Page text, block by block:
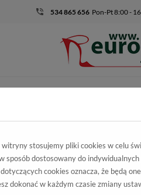
534 865 656 Pon-Pt 8:00 -
Carinii
PSK-B88 Zielony
stosujemy pliki cookies w celu
sposób dostosowany do
cookies oznacza, że będą
dokonać w każdym czasie zmiany